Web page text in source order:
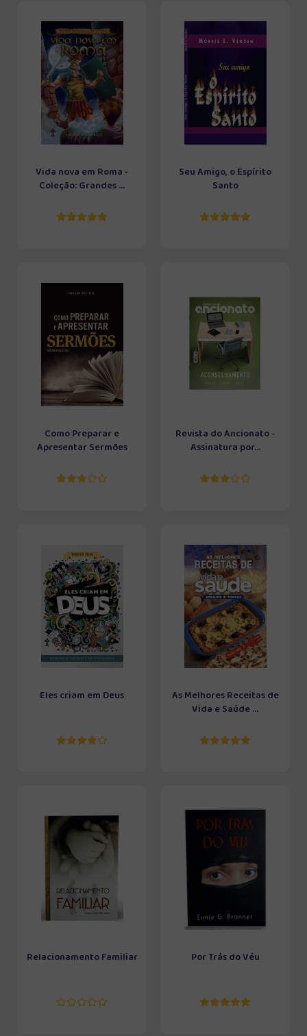
Vida nova em Roma -
Coleção: Grandes ...
Seu Amigo, o Espírito
Santo
Como Preparar e
Apresentar Sermões
Revista do Ancionato -
Assinatura por...
Eles criam em Deus
As Melhores Receitas de
Vida e Saúde ...
Relacionamento Familiar Por Trás do Véu